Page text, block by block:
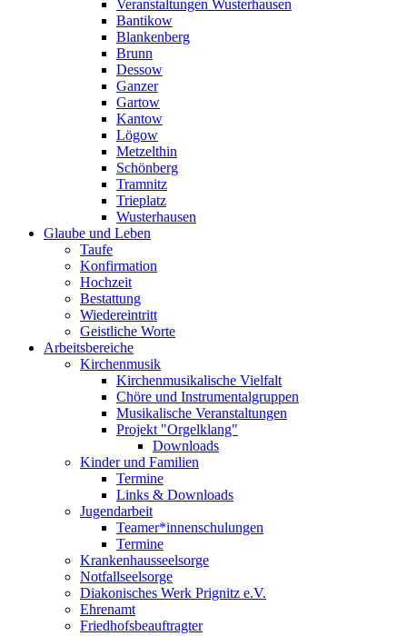
Veranstaltungen Wusterhausen
Bantikow
Blankenberg
Brunn
Dessow
Ganzer
Gartow
Kantow
Lögow
Metzelthin
Schönberg
Tramnitz
Trieplatz
Wusterhausen
Glaube und Leben
Taufe
Konfirmation
Hochzeit
Bestattung
Wiedereintritt
Geistliche Worte
Arbeitsbereiche
Kirchenmusik
Kirchenmusikalische Vielfalt
Chöre und Instrumentalgruppen
Musikalische Veranstaltungen
Projekt "Orgelklang"
Downloads
Kinder und Familien
Termine
Links & Downloads
Jugendarbeit
Teamer*innenschulungen
Termine
Krankenhausseelsorge
Notfallseelsorge
Diakonisches Werk Prignitz e.V.
Ehrenamt
Friedhofsbeauftragter